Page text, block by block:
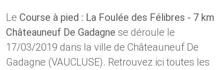
Le Course à pied : La Foulée des Félibres - 7 km
Châteauneuf De Gadagne se déroule le
17/03/2019 dans la ville de Châteauneuf De
Gadagne (VAUCLUSE). Retrouvez ici toutes les